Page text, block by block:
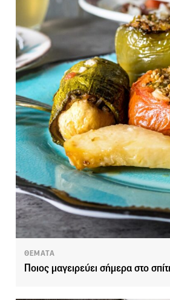
ΘΕΜΑΤΑ
Ποιος μαγειρεύει σήμερα στο